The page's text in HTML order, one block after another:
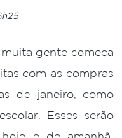
gente começa
com as compras
de janeiro, como
Esses serão